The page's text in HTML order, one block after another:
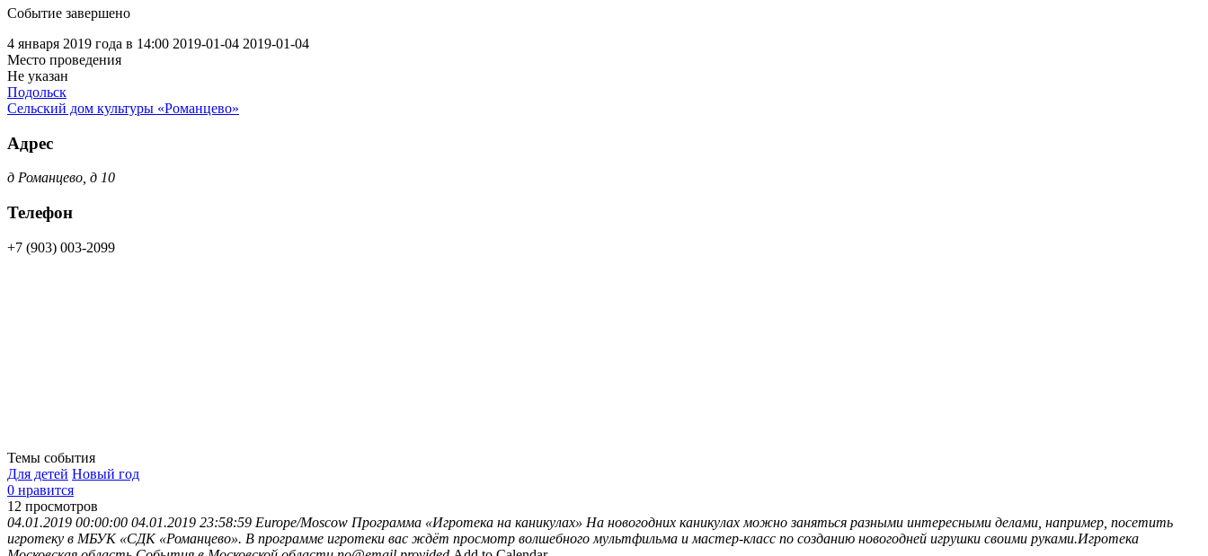
Событие завершено
4 января 2019 года в 14:00 2019-01-04 2019-01-04
Место проведения
Не указан
Подольск
Сельский дом культуры «Романцево»
Адрес
д Романцево, д 10
Телефон
+7 (903) 003-2099
Темы события
Для детей Новый год
0 нравится
12 просмотров
04.01.2019 00:00:00 04.01.2019 23:58:59 Europe/Moscow Программа «Игротека на каникулах» На новогодних каникулах можно заняться разными интересными делами, например, посетить
игротеку в МБУК «СДК «Романцево». В программе игротеки вас ждёт просмотр волшебного мультфильма и мастер-класс по созданию новогодней игрушки своими руками.Игротека